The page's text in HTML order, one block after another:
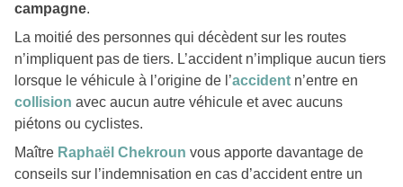
campagne.
La moitié des personnes qui décèdent sur les routes
n’impliquent pas de tiers. L’accident n’implique aucun tiers
lorsque le véhicule à l’origine de l’accident n’entre en
collision avec aucun autre véhicule et avec aucuns
piétons ou cyclistes.
Maître Raphaël Chekroun vous apporte davantage de
conseils sur l’indemnisation en cas d’accident entre un